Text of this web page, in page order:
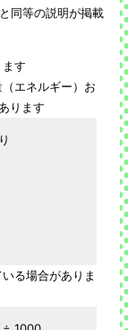
同等の説明が掲載
す
エネルギー）お
ります
る場合がありま